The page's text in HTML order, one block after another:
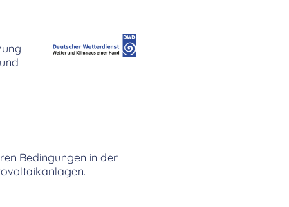
Bedingungen in der